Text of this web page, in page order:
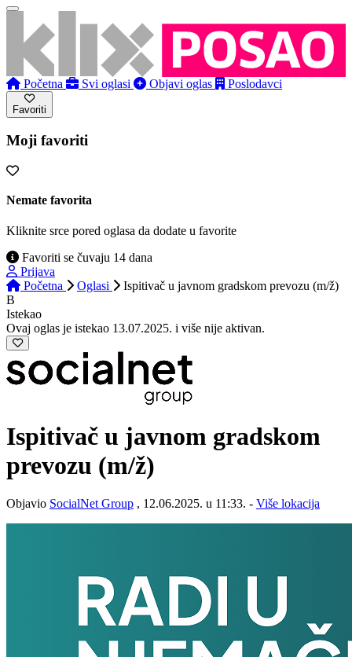
Početna Svi oglasi Objavi oglas Poslodavci
Favoriti
Moji favoriti
Nemate favorita
Kliknite srce pored oglasa da dodate u favorite
Favoriti se čuvaju 14 dana
Prijava
Početna
Oglasi
Ispitivač u javnom gradskom prevozu (m/ž)
B
Istekao
Ovaj oglas je istekao 13.07.2025. i više nije aktivan.
Ispitivač u javnom gradskom
prevozu (m/ž)
Objavio SocialNet Group , 12.06.2025. u 11:33. - Više lokacija